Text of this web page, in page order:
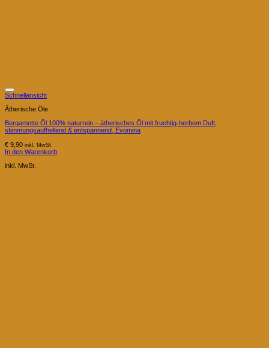
Schnellansicht
Ätherische Öle
Bergamotte Öl 100% naturrein – ätherisches Öl mit fruchtig-herbem Duft,
stimmungsaufhellend & entspannend, Evomina
€ 9,90 inkl. MwSt.
In den Warenkorb
inkl. MwSt.